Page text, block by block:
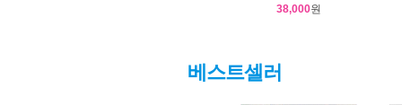
38,000원
베스트셀러